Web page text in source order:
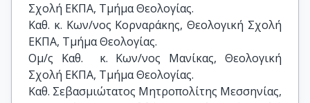
Σχολή ΕΚΠΑ, Τμήμα Θεολογίας.
Καθ. κ. Κων/νος Κορναράκης, Θεολογική Σχολή
ΕΚΠΑ, Τμήμα Θεολογίας.
Ομ/ς Καθ.  κ. Κων/νος Μανίκας, Θεολογική
Σχολή ΕΚΠΑ, Τμήμα Θεολογίας.
Καθ. Σεβασμιώτατος Μητροπολίτης Μεσσηνίας,